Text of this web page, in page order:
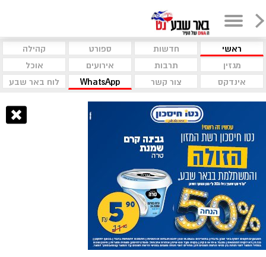
ראשי חדשות ספורט
קהילה
מגזין
תרבות אירועים
אוכל
אינדקס
צור קשר WhatsApp לוח באר שבע